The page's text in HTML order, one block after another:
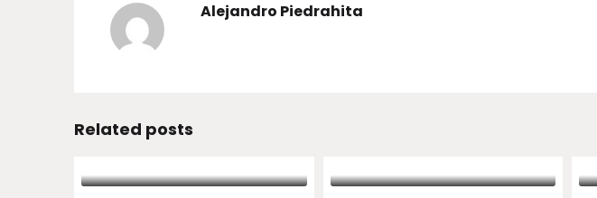
Alejandro Piedrahita
Related posts